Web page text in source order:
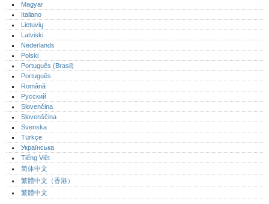
Magyar
Italiano
Lietuvių
Latviski
Nederlands
Polski
Português (Brasil)
Português‎
Română
Русский
Slovenčina
Slovenščina
Svenska
Türkçe
Українська
Tiếng Việt
简体中文
繁體中文（香港）
繁體中文